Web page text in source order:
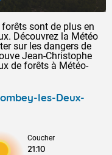
sont de plus en
Découvrez la Météo
sur les dangers de
Jean-Christophe
de forêts à Météo-
les-Deux-
Coucher
21:10